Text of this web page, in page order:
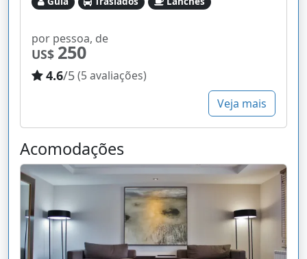
por pessoa, de
US$ 250
4.6/5(5 avaliações)
Veja mais
Acomodações